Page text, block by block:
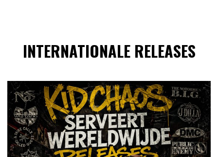
INTERNATIONALE RELEASES